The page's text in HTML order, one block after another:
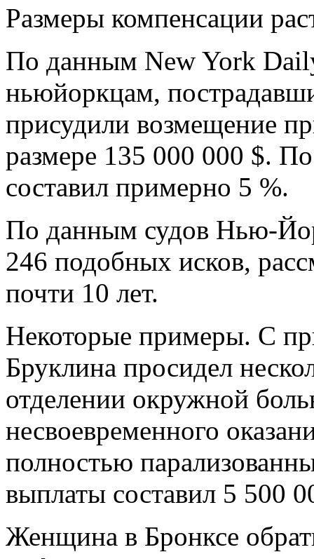
Размеры компенсации
По данным New York
ньюйоркцам,
присудили возмещение
размере 135 000 000 $.
составил примерно 5 %.
По данным судов Нью-
246 подобных исков,
почти 10 лет.
Некоторые примеры. С
Бруклина просидел
отделении окружной
несвоевременного
полностью
выплаты составил 5 500
Женщина в Бронксе